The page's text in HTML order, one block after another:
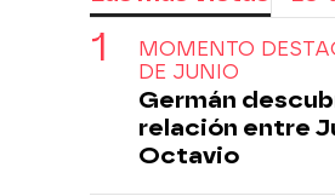
MOMENTO
DE JUNIO
Germán
relación entre
Octavio